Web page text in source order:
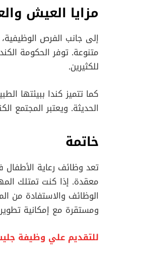
مزايا العيش
إلى جانب الفرص
متنوعة. توفر الحكومة
للكثيرين.
كما تتميز كندا ببيئتها
الحديثة. ويعتبر المجتمع
خاتمة
تعد وظائف رعاية
معقدة. إذا كنت تمتلك
الوظائف والاستفادة من
ومستقرة مع إمكانية
للتقديم علي وظيفة جليس اطفال